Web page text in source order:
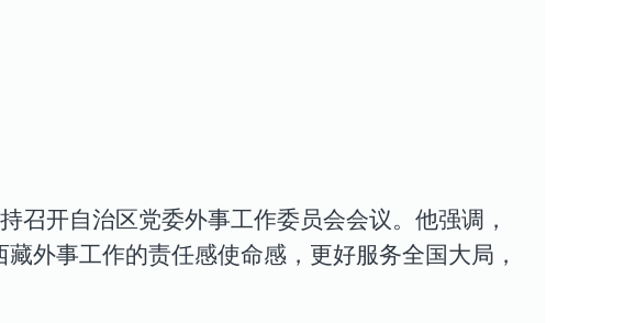
召开自治区党委外事工作委员会会议。他强调，
外事工作的责任感使命感，更好服务全国大局，